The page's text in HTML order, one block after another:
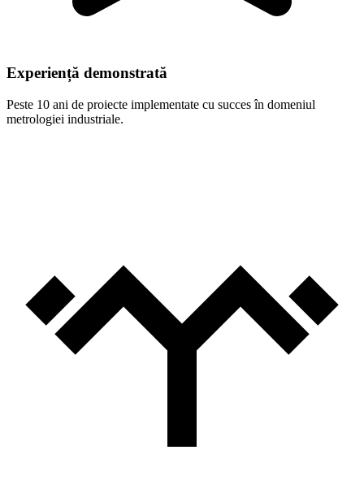
Experiență demonstrată
Peste 10 ani de proiecte implementate cu succes în domeniul
metrologiei industriale.